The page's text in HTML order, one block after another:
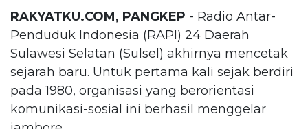
RAKYATKU.COM, PANGKEP - Radio Antar-
Penduduk Indonesia (RAPI) 24 Daerah
Sulawesi Selatan (Sulsel) akhirnya mencetak
sejarah baru. Untuk pertama kali sejak berdiri
pada 1980, organisasi yang berorientasi
komunikasi-sosial ini berhasil menggelar